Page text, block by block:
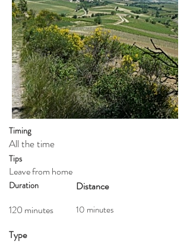
Timing
All the time
Tips
Leave from home
Distance
Duration
10 minutes
120 minutes
Type